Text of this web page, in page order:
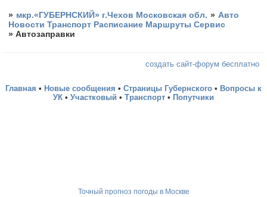
» мкр.«ГУБЕРНСКИЙ» г.Чехов Московская обл. » Авто
Новости Транспорт Расписание Маршруты Сервис
»Автозаправки
создать сайт-форум бесплатно
Главная • Новые сообщения • Страницы Губернского • Вопросы к
УК • Участковый • Транспорт • Попутчики
Точный прогноз погоды в Москве